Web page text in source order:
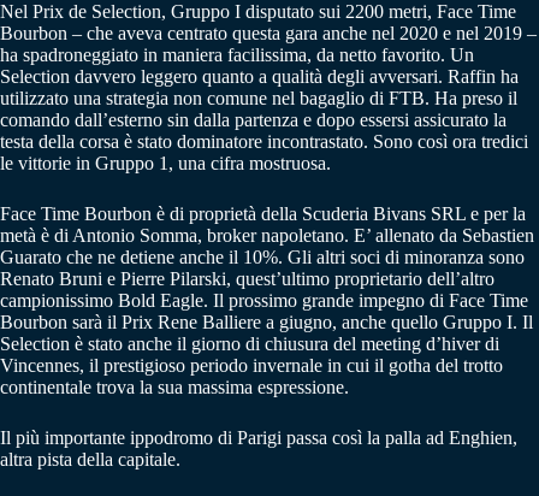
Nel Prix de Selection, Gruppo I disputato sui 2200 metri, Face Time
Bourbon – che aveva centrato questa gara anche nel 2020 e nel 2019 –
ha spadroneggiato in maniera facilissima, da netto favorito. Un
Selection davvero leggero quanto a qualità degli avversari. Raffin ha
utilizzato una strategia non comune nel bagaglio di FTB. Ha preso il
comando dall’esterno sin dalla partenza e dopo essersi assicurato la
testa della corsa è stato dominatore incontrastato. Sono così ora tredici
le vittorie in Gruppo 1, una cifra mostruosa.
Face Time Bourbon è di proprietà della Scuderia Bivans SRL e per la
metà è di Antonio Somma, broker napoletano. E’ allenato da Sebastien
Guarato che ne detiene anche il 10%. Gli altri soci di minoranza sono
Renato Bruni e Pierre Pilarski, quest’ultimo proprietario dell’altro
campionissimo Bold Eagle. Il prossimo grande impegno di Face Time
Bourbon sarà il Prix Rene Balliere a giugno, anche quello Gruppo I. Il
Selection è stato anche il giorno di chiusura del meeting d’hiver di
Vincennes, il prestigioso periodo invernale in cui il gotha del trotto
continentale trova la sua massima espressione.
Il più importante ippodromo di Parigi passa così la palla ad Enghien,
altra pista della capitale.